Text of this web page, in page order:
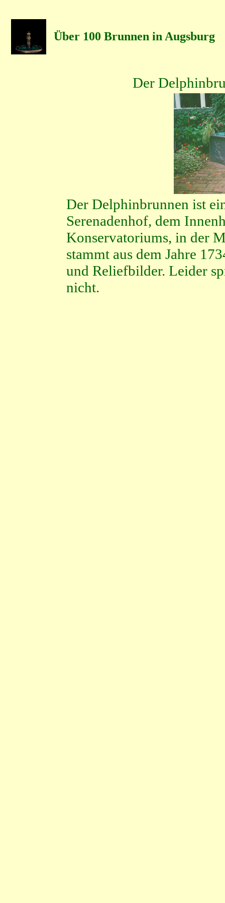
Über 100 Brunnen in Augsburg
Der
Der Delphinbrunnen ist
Serenadenhof, dem
Konservatoriums, in der
stammt aus dem Jahre
und Reliefbilder. Leider
nicht.